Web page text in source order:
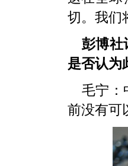
切。我们
彭博社
是否认为
毛宁：
前没有可